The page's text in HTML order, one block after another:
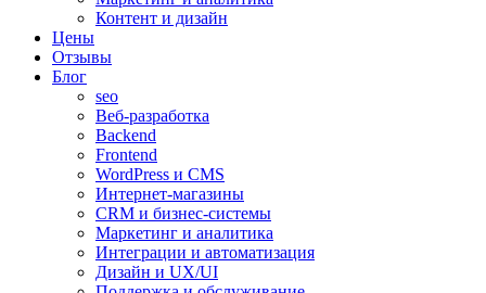
Контент и дизайн
Цены
Отзывы
Блог
seo
Веб-разработка
Backend
Frontend
WordPress и CMS
Интернет-магазины
CRM и бизнес-системы
Маркетинг и аналитика
Интеграции и автоматизация
Дизайн и UX/UI